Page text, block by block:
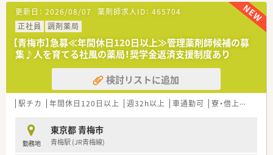
＼こんな薬局です／
■総合病院門前の薬局で幅広い科目を勉強できます♪
■完全土日祝休みの店舗でプライベートも充実！
■河辺駅より徒歩4分の好立地です★
更新日： 2026/08/07 薬剤師求人ID： 465704
正社員
調剤薬局
【青梅市】急募≪年間休日120日以上≫管理薬剤師候補の募
集♪人を育てる社風の薬局！奨学金返済支援制度あり
検討リストに追加
駅チカ 年間休日120日以上 週32h以上 車通勤可 寮・借上社宅あり
勤務地
東京都 青梅市
青梅駅 (JR青梅線)